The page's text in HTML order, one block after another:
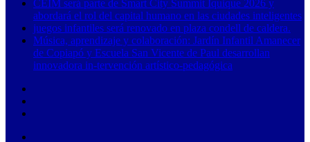
CEIM será parte de Smart City Summit Iquique 2026 y
abordará el rol del capital humano en las ciudades inteligentes
juegos infantiles será renovado en plaza condell de caldera.
Música, aprendizaje y colaboración: Jardín Infantil Amanecer
de Copiapó y Escuela San Vicente de Paul desarrollan
innovadora in-tervención artístico-pedagógica